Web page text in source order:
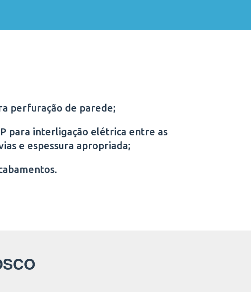
perfuração de parede;
para interligação elétrica entre as
e espessura apropriada;